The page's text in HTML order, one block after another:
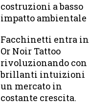
costruzioni a basso
impatto ambientale
Facchinetti entra in
Or Noir Tattoo
rivoluzionando con
brillanti intuizioni
un mercato in
costante crescita.